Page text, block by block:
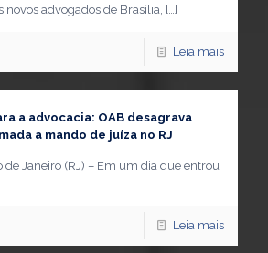
novos advogados de Brasília, […]
Leia mais
a advocacia: OAB desagrava
a mando de juíza no RJ
de Janeiro (RJ) – Em um dia que entrou
Leia mais